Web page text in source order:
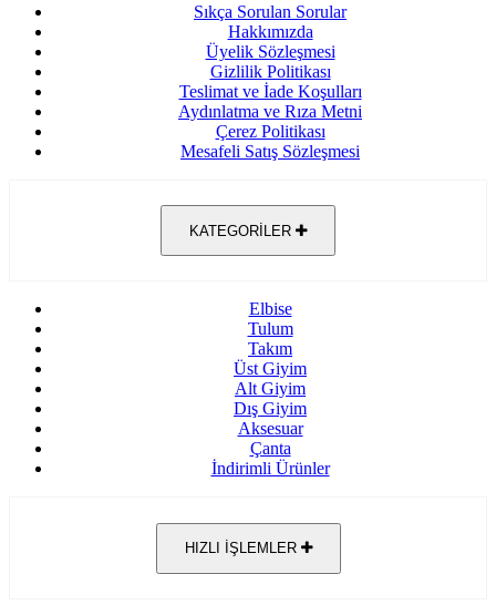
Sıkça Sorulan Sorular
Hakkımızda
Üyelik Sözleşmesi
Gizlilik Politikası
Teslimat ve İade Koşulları
Aydınlatma ve Rıza Metni
Çerez Politikası
Mesafeli Satış Sözleşmesi
KATEGORİLER
Elbise
Tulum
Takım
Üst Giyim
Alt Giyim
Dış Giyim
Aksesuar
Çanta
İndirimli Ürünler
HIZLI İŞLEMLER